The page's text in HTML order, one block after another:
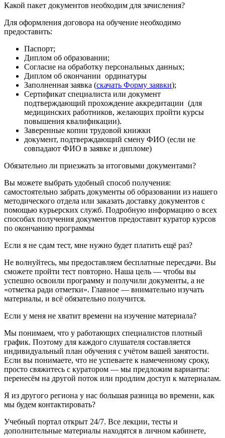
Какой пакет документов необходим для зачисления?
Для оформления договора на обучение необходимо
предоставить:
Паспорт;
Диплом об образовании;
Согласие на обработку персональных данных;
Диплом об окончании ординатуры
Заполненная заявка (скачать Форму заявки);
Сертификат специалиста или документ
подтверждающий прохождение аккредитации (для
медицинских работников, желающих пройти курсы
повышения квалификации).
Заверенные копии трудовой книжки
документ, подтверждающий смену ФИО (если не
совпадают ФИО в заявке и дипломе)
Обязательно ли приезжать за итоговыми документами?
Вы можете выбрать удобный способ получения:
самостоятельно забрать документы об образовании из нашего
методического отдела или заказать доставку документов с
помощью курьерских служб. Подробную информацию о всех
способах получения документов предоставит куратор курсов
по окончанию программы
Если я не сдам тест, мне нужно будет платить ещё раз?
Не волнуйтесь, мы предоставляем бесплатные пересдачи. Вы
сможете пройти тест повторно. Наша цель — чтобы вы
успешно освоили программу и получили документы, а не
«отметка ради отметки». Главное — внимательно изучать
материалы, и всё обязательно получится.
Если у меня не хватит времени на изучение материала?
Мы понимаем, что у работающих специалистов плотный
график. Поэтому для каждого слушателя составляется
индивидуальный план обучения с учётом вашей занятости.
Если вы понимаете, что не успеваете к намеченному сроку,
просто свяжитесь с куратором — мы предложим варианты:
перенесём на другой поток или продлим доступ к материалам.
Я из другого региона у нас большая разница во времени, как
мы будем контактировать?
Учебный портал открыт 24/7. Все лекции, тесты и
дополнительные материалы находятся в личном кабинете,